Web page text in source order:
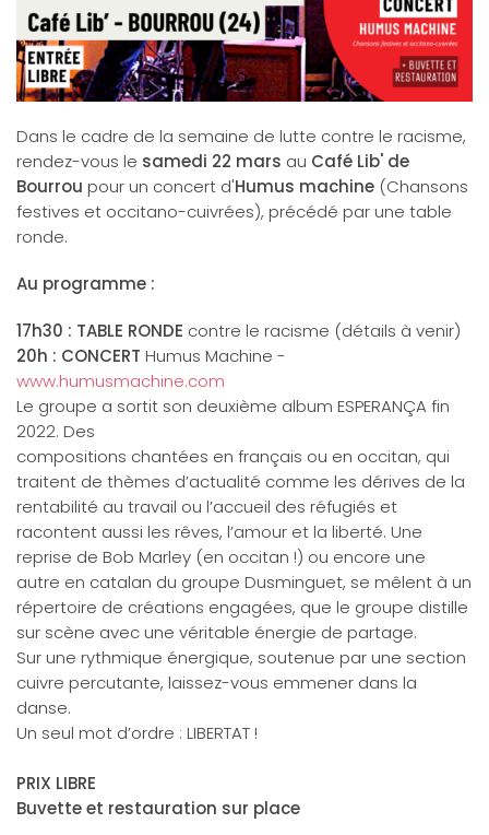
Dans le cadre de la semaine de lutte contre le racisme,
rendez-vous le samedi 22 mars au Café Lib' de
Bourrou pour un concert d'Humus machine (Chansons
festives et occitano-cuivrées), précédé par une table
ronde.
Au programme :
17h30 : TABLE RONDE contre le racisme (détails à venir)
20h : CONCERT Humus Machine -
www.humusmachine.com
Le groupe a sortit son deuxième album ESPERANÇA fin
2022. Des
compositions chantées en français ou en occitan, qui
traitent de thèmes d’actualité comme les dérives de la
rentabilité au travail ou l’accueil des réfugiés et
racontent aussi les rêves, l’amour et la liberté. Une
reprise de Bob Marley (en occitan !) ou encore une
autre en catalan du groupe Dusminguet, se mêlent à un
répertoire de créations engagées, que le groupe distille
sur scène avec une véritable énergie de partage.
Sur une rythmique énergique, soutenue par une section
cuivre percutante, laissez-vous emmener dans la
danse.
Un seul mot d’ordre : LIBERTAT !
PRIX LIBRE
Buvette et restauration sur place